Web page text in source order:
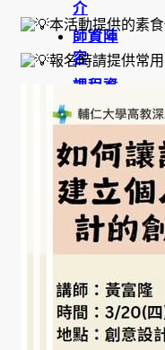
介
師資陣
容
課程資
訊
招生資
訊
成果發
表
活動集
錦
大
學
本活動提供的素
報名時請提供常